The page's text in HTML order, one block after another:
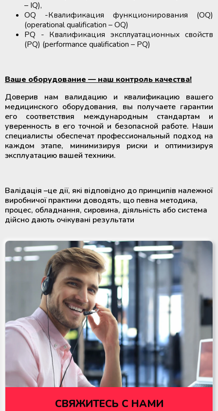
– IQ),
OQ -Квалификация функционирования (OQ)
(operational qualification – OQ)
PQ - Квалификация эксплуатационных свойств
(PQ) (performance qualification – PQ)
Ваше оборудование — наш контроль качества!
Доверив нам валидацию и квалификацию вашего
медицинского оборудования, вы получаете гарантии
его соответствия международным стандартам и
уверенность в его точной и безопасной работе. Наши
специалисты обеспечат профессиональный подход на
каждом этапе, минимизируя риски и оптимизируя
эксплуатацию вашей техники.
Валідація –це дії, які відповідно до принципів належної
виробничої практики доводять, що певна методика,
процес, обладнання, сировина, діяльність або система
дійсно дають очікувані результати
СВЯЖИТЕСЬ С НАМИ